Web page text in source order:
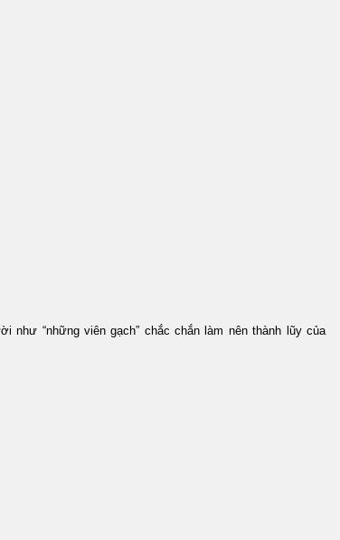
“những viên gạch” chắc chắn làm nên thành lũy của